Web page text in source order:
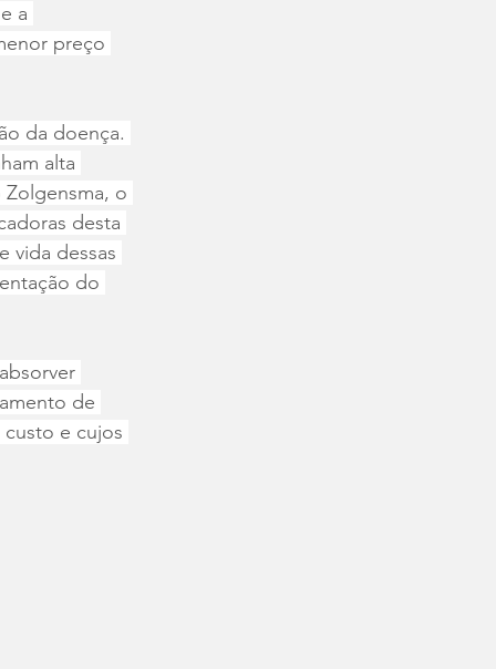
a
preço
da doença.
alta
o
desta
vida dessas
do
de
e cujos